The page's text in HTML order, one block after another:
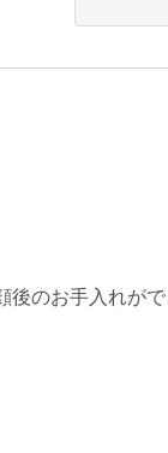
のお手入れが